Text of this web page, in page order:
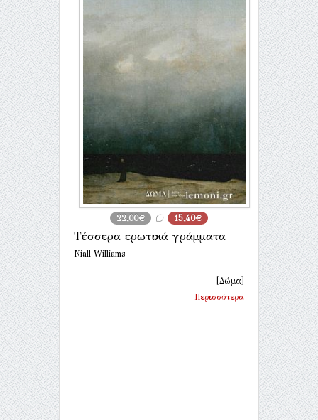
22,00€ 15,40€
Τέσσερα ερωτικά γράμματα
Niall Williams
[Δώμα]
Περισσότερα